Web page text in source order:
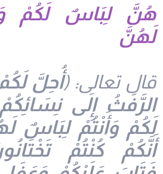
هُنَّ لِبَاسٌ لَكُمْ
لَهُنَّ
قال تعالى: (أُحِلَّ
الرَّفَثُ إِلَى
لَكُمْ وَأَنْتُمْ لِبَاسٌ
أَنَّكُمْ كُنْتُمْ